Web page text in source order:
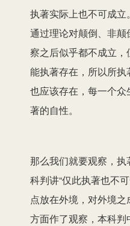
执著实际上也不可成
通过理论对颠倒、非
察之后似乎都不成立
能执著存在，所以所
也应该存在，每一个
著的自性。
那么我们就要观察，执
科判讲“仅此执著也不
点放在外境，对外境
方面作了观察，本科